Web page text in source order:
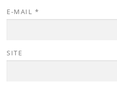
E-MAIL *
SITE